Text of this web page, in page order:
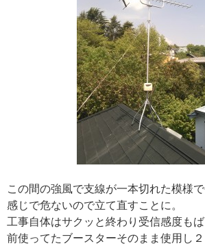
この間の強風で支線が一本切れた模様
感じで危ないので立て直すことに。
工事自体はサクッと終わり受信感度も
前使ってたブースターそのまま使用し